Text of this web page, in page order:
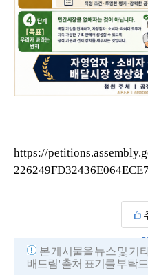
https://
본 게시물을 뉴스 및 기
배드림' 출처 표기를 부탁